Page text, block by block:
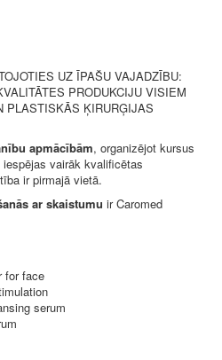
UZ ĪPAŠU VAJADZĪBU:
PRODUKCIJU VISIEM
PLASTISKĀS ĶIRURĢIJAS
apmācībām, organizējot kursus
vairāk kvalificētas
ir pirmajā vietā.
ar skaistumu ir Caromed
for face
serum